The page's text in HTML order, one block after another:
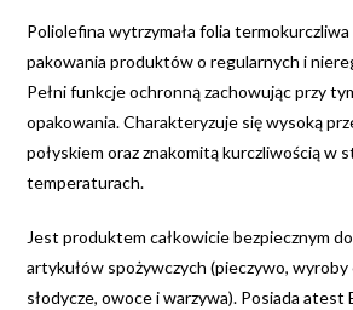
Poliolefina wytrzymała folia termokurczliwa
pakowania produktów o regularnych i
Pełni funkcje ochronną zachowując przy
opakowania. Charakteryzuje się wysoką
połyskiem oraz znakomitą kurczliwością w
temperaturach.
Jest produktem całkowicie bezpiecznym
artykułów spożywczych (pieczywo, wyroby
słodycze, owoce i warzywa). Posiada atest